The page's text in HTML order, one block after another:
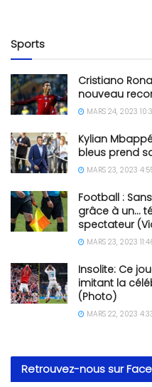
Sports
Cristiano
nouveau
MARS 24, 2023
Kylian
bleus prend
MARS 23, 2023
Football :
grâce à un…
spectateur
MARS 23, 2023
Insolite: Ce
imitant la
(Photo)
MARS 22, 2023
Retrouvez-nous sur